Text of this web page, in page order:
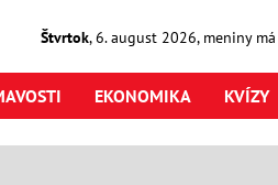
Štvrtok,6. august2026, meniny má
EKONOMIKA KVÍZY